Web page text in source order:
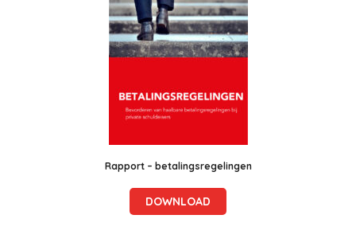
Rapport – betalingsregelingen
DOWNLOAD